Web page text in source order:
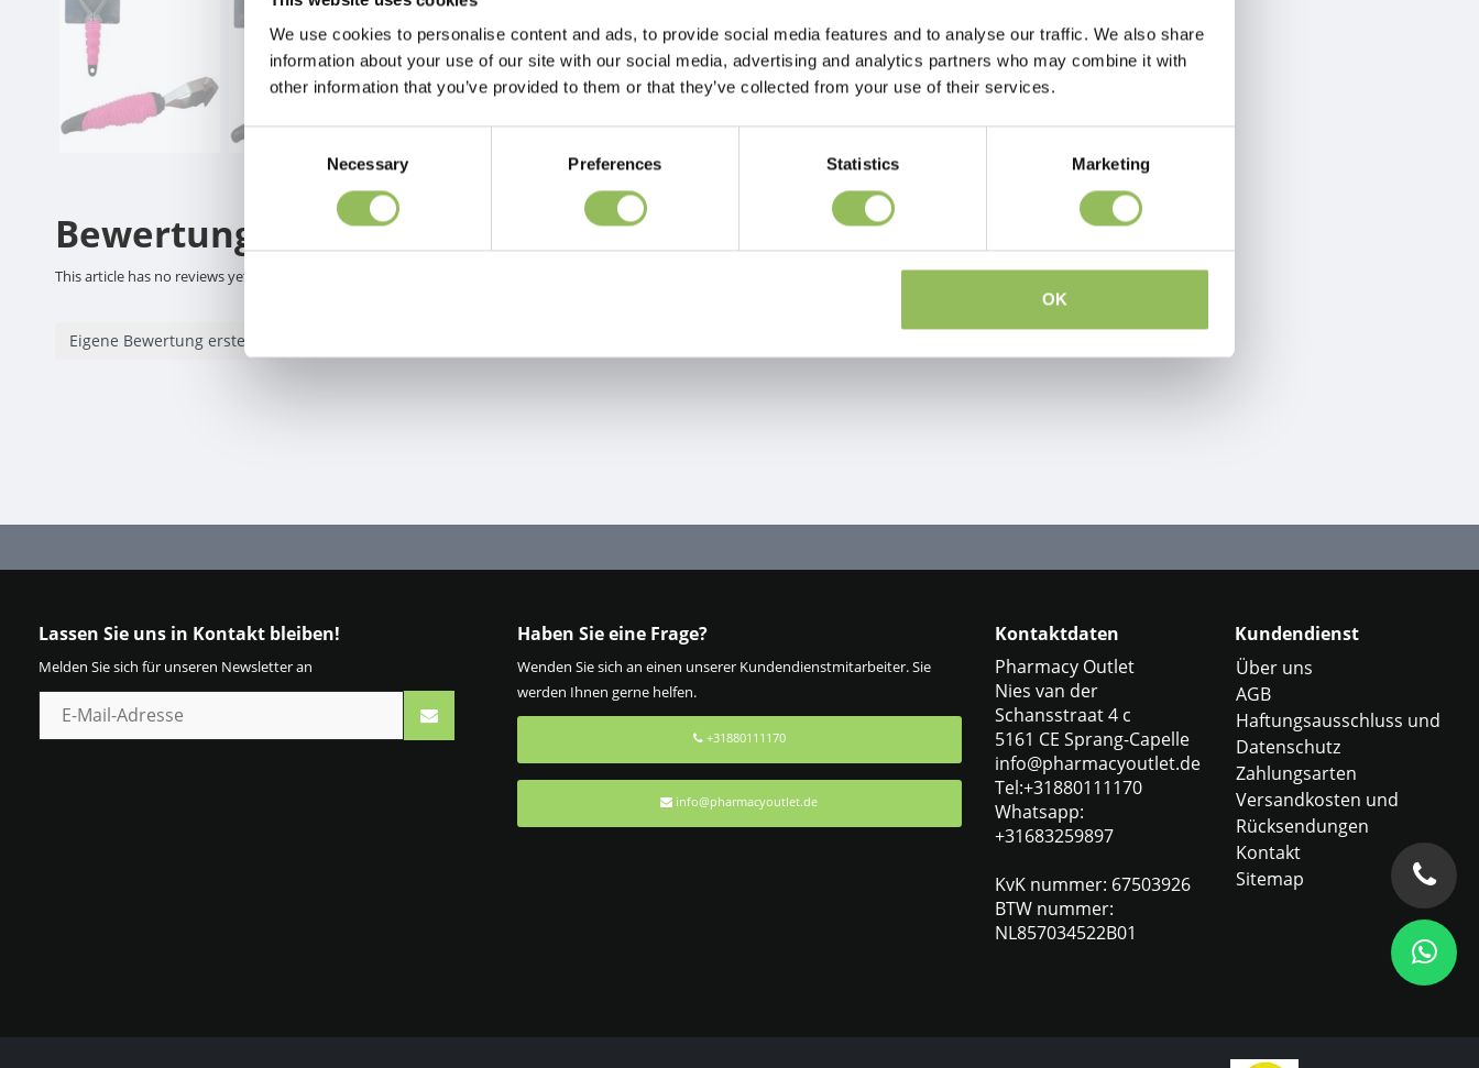
We use cookies to personalise content and ads, to provide social media features and to analyse our traffic. We also share
information about your use of our site with our social media, advertising and analytics partners who may combine it with
other information that you’ve provided to them or that they’ve collected from your use of their services.
Consent
Necessary Preferences Statistics Marketing
OK
Bewertungen
This article has no reviews yet
Eigene Bewertung erstellen
Lassen Sie uns in Kontakt bleiben!
Melden Sie sich für unseren Newsletter an
Haben Sie eine Frage?
Wenden Sie sich an einen unserer Kundendienstmitarbeiter. Sie
werden Ihnen gerne helfen.
+31880111170
info@pharmacyoutlet.de
Kontaktdaten
Pharmacy Outlet
Nies van der
Schansstraat 4 c
5161 CE Sprang-Capelle
info@pharmacyoutlet.de
Tel:+31880111170
Whatsapp:
+31683259897
KvK nummer: 67503926
BTW nummer:
NL857034522B01
Kundendienst
Über uns
AGB
Haftungsausschluss und
Datenschutz
Zahlungsarten
Versandkosten und
Rücksendungen
Kontakt
Sitemap